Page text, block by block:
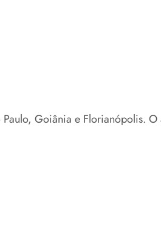
Goiânia e Florianópolis.